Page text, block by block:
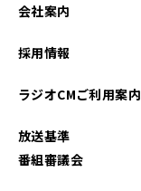
会社案内
採用情報
ラジオCMご利用案内
放送基準
番組審議会